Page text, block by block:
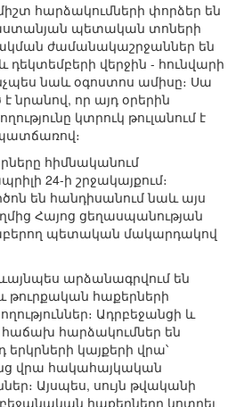
հարձակումների փորձեր են
պետական տոների
ժամանակաշրջաններ են
դեկտեմբերի վերջին - հունվարի
նաև օգոստոս ամիսը։ Սա
նրանով, որ այդ օրերին
կտրուկ թուլանում է
հիմնականում
24-ի շրջակայքում։
են հանդիսանում նաև այս
Հայոց ցեղասպանության
պետական մակարդակով
արձանագրվում են
հաքերների
Ադրբեջանցի և
հաճախ հարձակումներ են
կայքերի վրա՝
վրա հակահայկական
Այսպես, սույն թվականի
հաքերները կոտրել